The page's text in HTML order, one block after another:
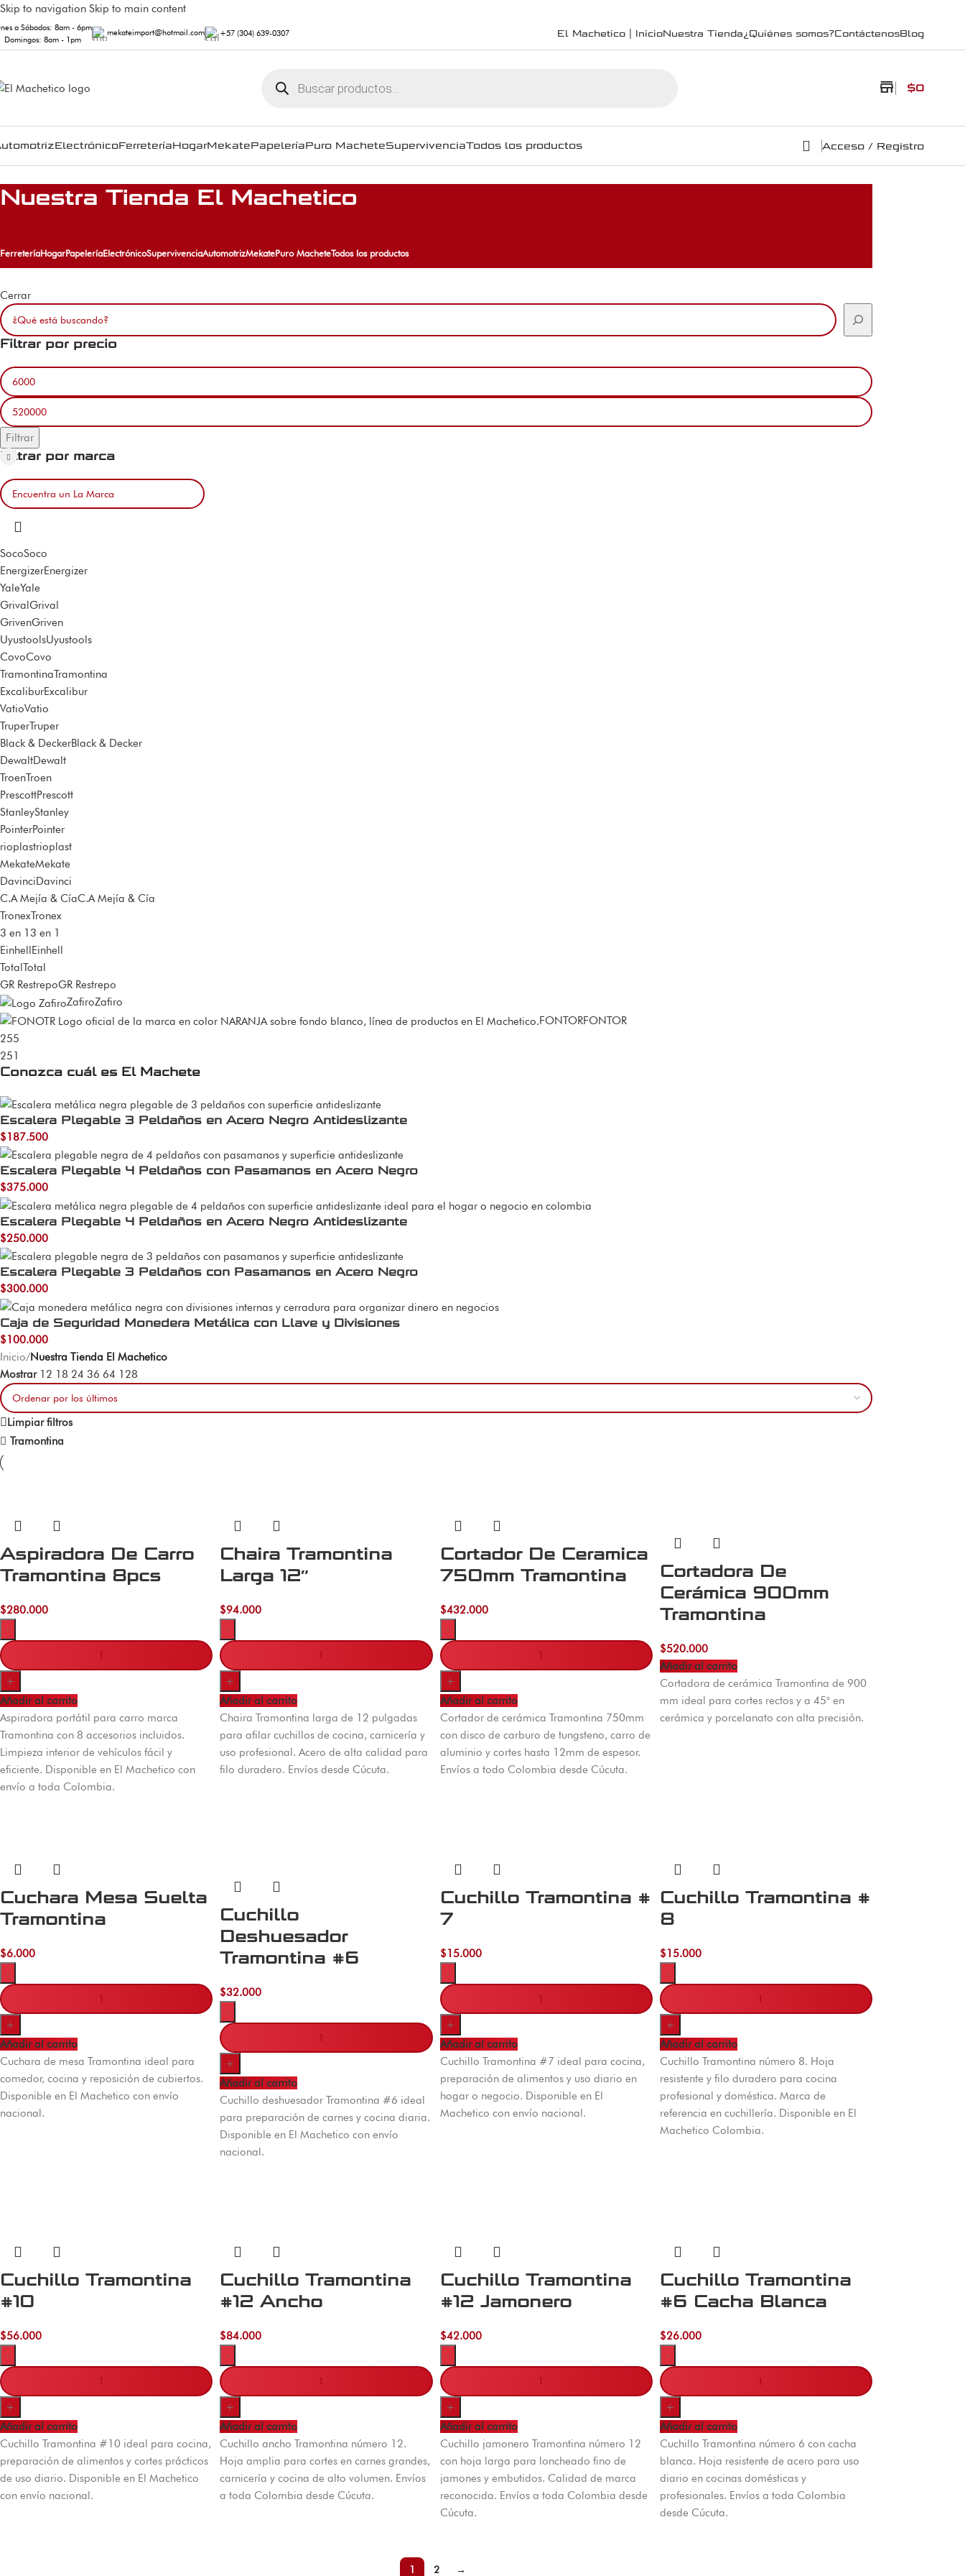
Skip to navigation Skip to main content
a Sábados: 8am - 6pm
Domingos: 8am - 1pm
mekateimport@hotmail.com +57 (304) 639-0307 El Machetico | InicioNuestra Tienda¿Quiénes somos?ContáctenosBlog
store $0
ElectrónicoFerreteríaHogarMekatePapeleríaPuro MacheteSupervivenciaTodos los productos Acceso / Registro
Nuestra Tienda El Machetico
FerreteríaHogarPapeleríaElectrónicoSupervivenciaAutomotrizMekatePuro MacheteTodos los productos
Cerrar
Filtrar por precio
Filtrar
Filtrar por marca
SocoSoco
EnergizerEnergizer
YaleYale
GrivalGrival
GrivenGriven
UyustoolsUyustools
CovoCovo
TramontinaTramontina
ExcaliburExcalibur
VatioVatio
TruperTruper
Black & DeckerBlack & Decker
DewaltDewalt
TroenTroen
PrescottPrescott
StanleyStanley
PointerPointer
rioplastrioplast
MekateMekate
DavinciDavinci
C.A Mejía & CíaC.A Mejía & Cía
TronexTronex
3 en 1 3 en 1
EinhellEinhell
TotalTotal
GR RestrepoGR Restrepo
ZafiroZafiro
FONTORFONTOR
255
251
Conozca cuál es El Machete
Escalera Plegable 3 Peldaños en Acero Negro Antideslizante
$187.500
Escalera Plegable 4 Peldaños con Pasamanos en Acero Negro
$375.000
Escalera Plegable 4 Peldaños en Acero Negro Antideslizante
$250.000
Escalera Plegable 3 Peldaños con Pasamanos en Acero Negro
$300.000
Caja de Seguridad Monedera Metálica con Llave y Divisiones
$100.000
Inicio/Nuestra Tienda El Machetico
Mostrar 12 18 24 36 64 128
Limpiar filtros
Tramontina
Aspiradora De Carro
Tramontina 8pcs
$280.000
-
+
Añadir al carrito
Aspiradora portátil para carro marca
Tramontina con 8 accesorios incluidos.
Limpieza interior de vehículos fácil y
eficiente. Disponible en El Machetico con
envío a toda Colombia.
Chaira Tramontina
Larga 12″
$94.000
-
+
Añadir al carrito
Chaira Tramontina larga de 12 pulgadas
para afilar cuchillos de cocina, carnicería y
uso profesional. Acero de alta calidad para
filo duradero. Envíos desde Cúcuta.
Cortador De Ceramica
750mm Tramontina
$432.000
-
+
Añadir al carrito
Cortador de cerámica Tramontina 750mm
con disco de carburo de tungsteno, carro de
aluminio y cortes hasta 12mm de espesor.
Envíos a todo Colombia desde Cúcuta.
Cortadora De
Cerámica 900mm
Tramontina
$520.000
Añadir al carrito
Cortadora de cerámica Tramontina de 900
mm ideal para cortes rectos y a 45° en
cerámica y porcelanato con alta precisión.
Cuchara Mesa Suelta
Tramontina
$6.000
-
+
Añadir al carrito
Cuchara de mesa Tramontina ideal para
comedor, cocina y reposición de cubiertos.
Disponible en El Machetico con envío
nacional.
Cuchillo
Deshuesador
Tramontina #6
$32.000
-
+
Añadir al carrito
Cuchillo deshuesador Tramontina #6 ideal
para preparación de carnes y cocina diaria.
Disponible en El Machetico con envío
nacional.
Cuchillo Tramontina #
7
$15.000
-
+
Añadir al carrito
Cuchillo Tramontina #7 ideal para cocina,
preparación de alimentos y uso diario en
hogar o negocio. Disponible en El
Machetico con envío nacional.
Cuchillo Tramontina #
8
$15.000
-
+
Añadir al carrito
Cuchillo Tramontina número 8. Hoja
resistente y filo duradero para cocina
profesional y doméstica. Marca de
referencia en cuchillería. Disponible en El
Machetico Colombia.
Cuchillo Tramontina
#10
$56.000
-
+
Añadir al carrito
Cuchillo Tramontina #10 ideal para cocina,
preparación de alimentos y cortes prácticos
de uso diario. Disponible en El Machetico
con envío nacional.
Cuchillo Tramontina
#12 Ancho
$84.000
-
+
Añadir al carrito
Cuchillo ancho Tramontina número 12.
Hoja amplia para cortes en carnes grandes,
carnicería y cocina de alto volumen. Envíos
a toda Colombia desde Cúcuta.
Cuchillo Tramontina
#12 Jamonero
$42.000
-
+
Añadir al carrito
Cuchillo jamonero Tramontina número 12
con hoja larga para loncheado fino de
jamones y embutidos. Calidad de marca
reconocida. Envíos a toda Colombia desde
Cúcuta.
Cuchillo Tramontina
#6 Cacha Blanca
$26.000
-
+
Añadir al carrito
Cuchillo Tramontina número 6 con cacha
blanca. Hoja resistente de acero para uso
diario en cocinas domésticas y
profesionales. Envíos a toda Colombia
desde Cúcuta.
1 2 →